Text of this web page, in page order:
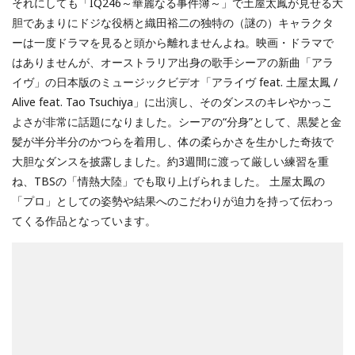
それにしても「IQ246～華麗なる事件簿～」で土屋太鳳が見せる大
胆であまりにドジな役柄と織田裕二の独特の（謎の）キャラクタ
ーは一度ドラマを見ると頭から離れませんよね。映画・ドラマで
はありませんが、オーストラリア出身の歌手シーアの新曲「アラ
イヴ」の日本版のミュージックビデオ「アライヴ feat. 土屋太鳳 /
Alive feat. Tao Tsuchiya」に出演し、そのダンスのキレやかっこ
よさが非常に話題になりました。シーアの“分身”として、黒髪と金
髪が半分半分のかつらを着用し、体の柔らかさを生かした奇抜で
大胆なダンスを披露しました。約3週間に渡って厳しい練習を重
ね、TBSの「情熱大陸」でも取り上げられました。 土屋太鳳の
「プロ」としての姿勢や結果へのこだわりが迫力を持って伝わっ
てくる作品となっています。